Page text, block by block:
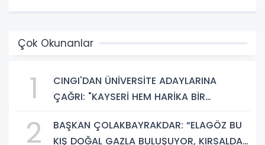
Çok Okunanlar
1
CINGI'DAN ÜNİVERSİTE ADAYLARINA
ÇAĞRI: "KAYSERİ HEM HARİKA BİR
GELECEK SUNUYOR"
2
BAŞKAN ÇOLAKBAYRAKDAR: “ELAGÖZ BU
KIŞ DOĞAL GAZLA BULUŞUYOR, KIRSALDA